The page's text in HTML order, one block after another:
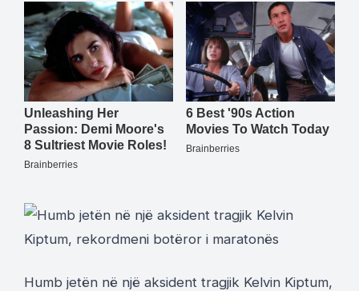
Humb jetën në një aksident tragjik Kelvin Kiptum,